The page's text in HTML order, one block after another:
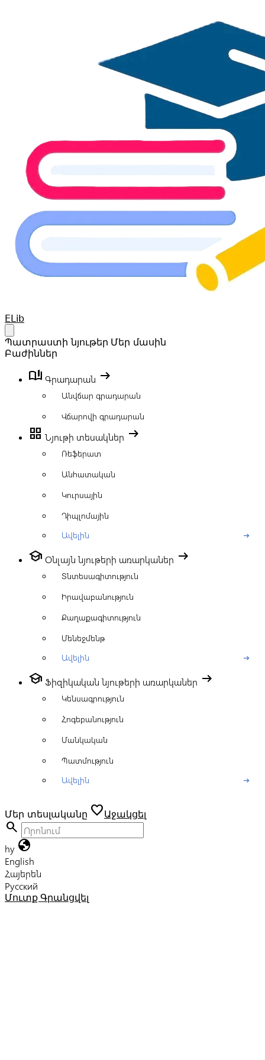
Your Company
ELib
Պատրաստի նյութեր Մեր մասին
Բաժիններ
book_ribbon Գրադարան arrow_right_alt
Անվճար գրադարան
Վճարովի գրադարան
grid_view Նյութի տեսակներ arrow_right_alt
Ռեֆերատ
Անհատական
Կուրսային
Դիպլոմային
Ավելին
arrow_right_alt
school Օնլայն նյութերի առարկաներ arrow_right_alt
Տնտեսագիտություն
Իրավաբանություն
Քաղաքագիտություն
Մենեջմենթ
Ավելին
arrow_right_alt
school Ֆիզիկական նյութերի առարկաներ arrow_right_alt
Կենսագրություն
Հոգեբանություն
Մանկական
Պատմություն
Ավելին
arrow_right_alt
Մեր տեսլականը favoriteԱջակցել
search
hy globe
English
Հայերեն
Русский
Մուտք Գրանցվել